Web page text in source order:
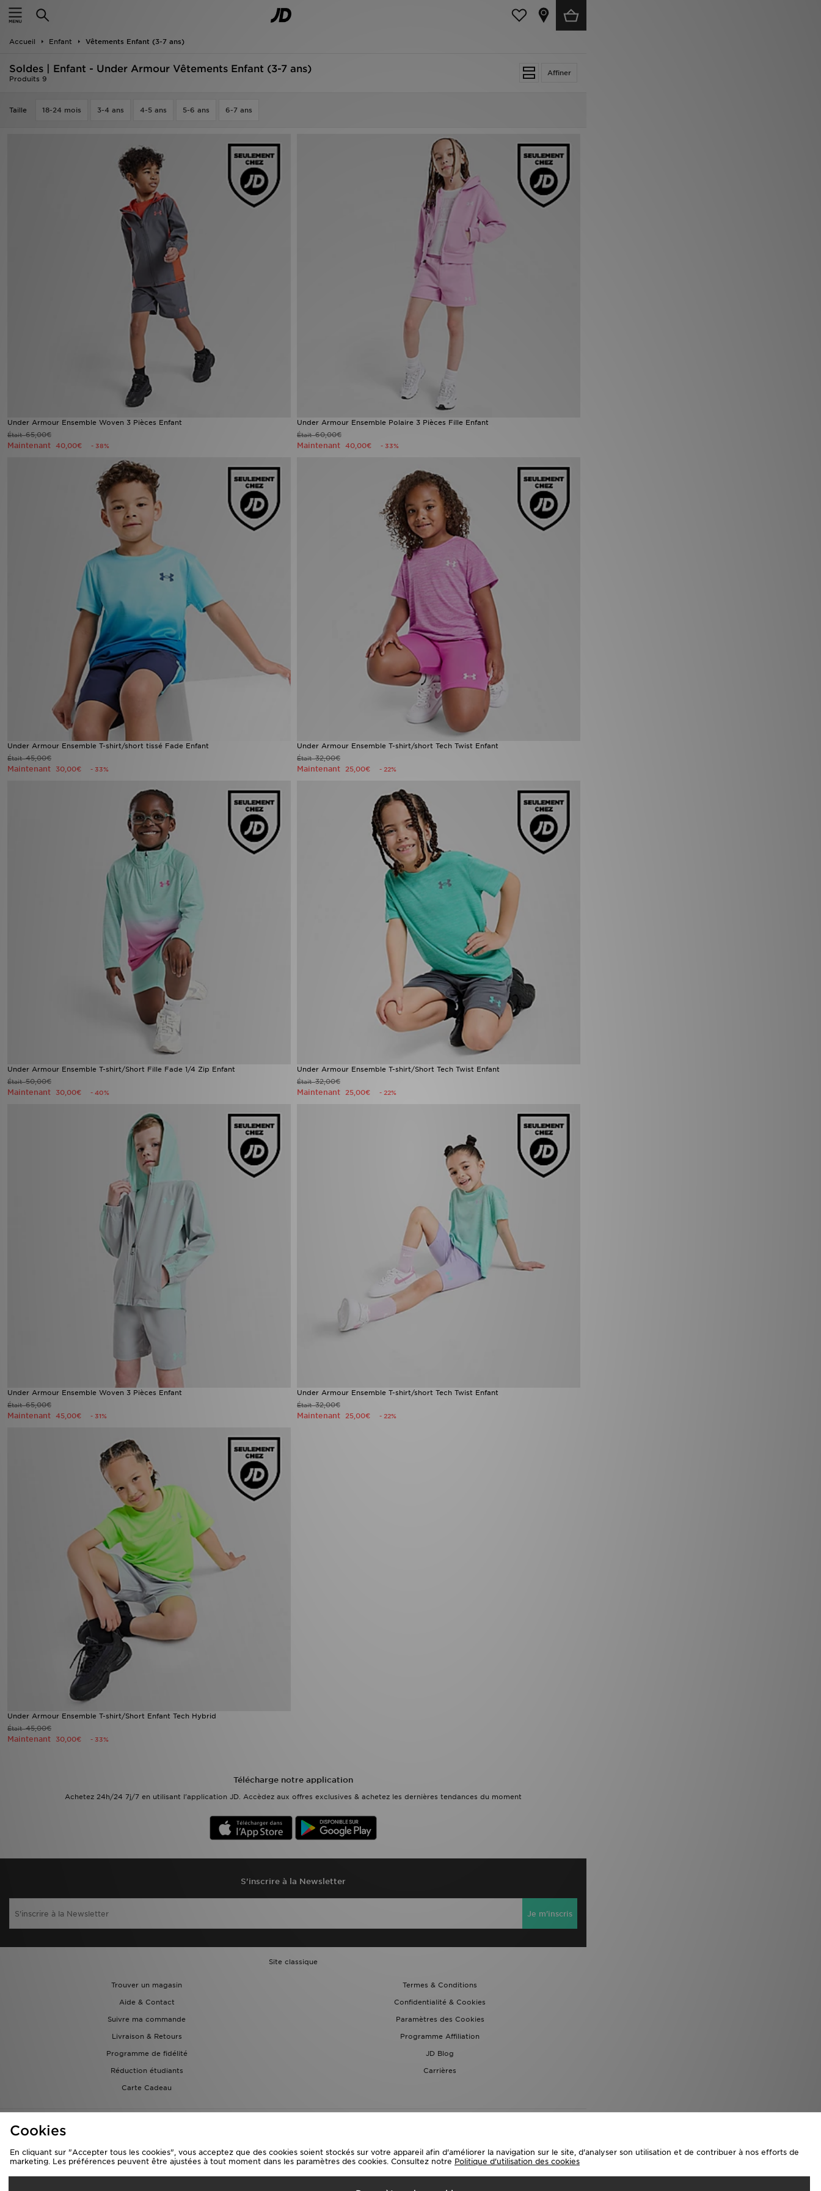
Accueil Enfant Vêtements Enfant (3-7 ans)
Affiner
Soldes | Enfant - Under Armour Vêtements Enfant (3-7 ans)
Produits 9
Taille 18-24 mois 3-4 ans 4-5 ans 5-6 ans 6-7 ans
Under Armour Ensemble Woven 3 Pièces Enfant
Était65,00€
Maintenant 40,00€ - 38%
Under Armour Ensemble Polaire 3 Pièces Fille Enfant
Était60,00€
Maintenant 40,00€ - 33%
Under Armour Ensemble T-shirt/short tissé Fade Enfant
Était45,00€
Maintenant 30,00€ - 33%
Under Armour Ensemble T-shirt/short Tech Twist Enfant
Était32,00€
Maintenant 25,00€ - 22%
Under Armour Ensemble T-shirt/Short Fille Fade 1/4 Zip Enfant
Était50,00€
Maintenant 30,00€ - 40%
Under Armour Ensemble T-shirt/Short Tech Twist Enfant
Était32,00€
Maintenant 25,00€ - 22%
Under Armour Ensemble Woven 3 Pièces Enfant
Était65,00€
Maintenant 45,00€ - 31%
Under Armour Ensemble T-shirt/short Tech Twist Enfant
Était32,00€
Maintenant 25,00€ - 22%
Under Armour Ensemble T-shirt/Short Enfant Tech Hybrid
Était45,00€
Maintenant 30,00€ - 33%
Télécharge notre application
Achetez 24h/24 7j/7 en utilisant l'application JD. Accèdez aux offres exclusives & achetez les dernières tendances du moment
S'inscrire à la Newsletter
Je m'inscris
Site classique
Trouver un magasin
Termes & Conditions
Aide & Contact
Confidentialité & Cookies
Suivre ma commande
Paramètres des Cookies
Livraison & Retours
Programme Affiliation
Programme de fidélité
JD Blog
Réduction étudiants
Carrières
Carte Cadeau
Livraison Vers
Accueil
Homme
Cookies
En cliquant sur "Accepter tous les cookies", vous acceptez que des cookies soient stockés sur votre appareil afin d'améliorer la navigation sur le site, d'analyser son utilisation et de contribuer à nos efforts de
marketing. Les préférences peuvent être ajustées à tout moment dans les paramètres des cookies. Consultez notre Politique d'utilisation des cookies